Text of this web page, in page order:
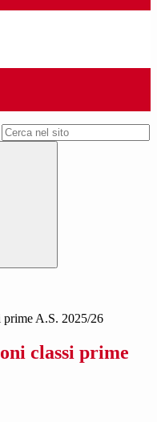
prime A.S. 2025/26
classi prime